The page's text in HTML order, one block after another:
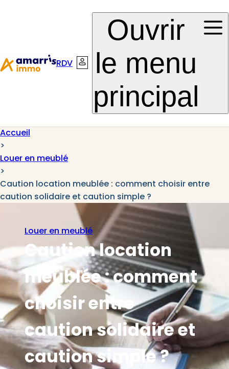
RDV
Connexion
Ouvrir
le menu
principal
Accueil
>
Louer en meublé
>
Caution location meublée : comment choisir entre
caution solidaire et caution simple ?
Louer en meublé
Caution location
meublée : comment
choisir entre
caution solidaire et
caution simple ?